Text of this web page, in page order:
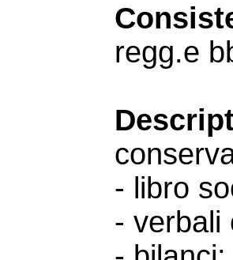
regg.e
- libro
- verbali